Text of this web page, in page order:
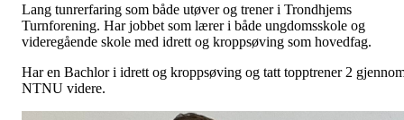
Lang tunrerfaring som både utøver og trener i Trondhjems
Turnforening. Har jobbet som lærer i både ungdomsskole og
videregående skole med idrett og kroppsøving som hovedfag.
Har en Bachlor i idrett og kroppsøving og tatt topptrener 2
NTNU videre.